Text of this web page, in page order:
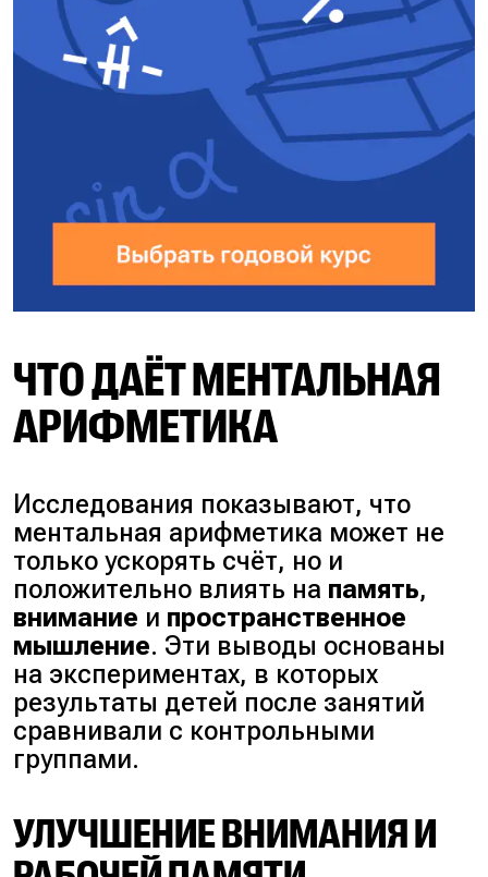
ЧТО ДАЁТ МЕНТАЛЬНАЯ
АРИФМЕТИКА
Исследования показывают, что
ментальная арифметика может не
только ускорять счёт, но и
положительно влиять на память,
внимание и пространственное
мышление. Эти выводы основаны
на экспериментах, в которых
результаты детей после занятий
сравнивали с контрольными
группами.
УЛУЧШЕНИЕ ВНИМАНИЯ И